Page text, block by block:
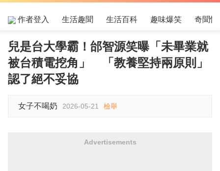
作者登入 生活趣聞 生活百科 趣味爆笑 奇聞怪
兒是台大學霸！邰智源笑曝「未畢業就
被台積電挖角」 「教養堅持兩原則」
認了絕不妥協
女子不喝奶 2026-05-21 檢舉
Advertisements